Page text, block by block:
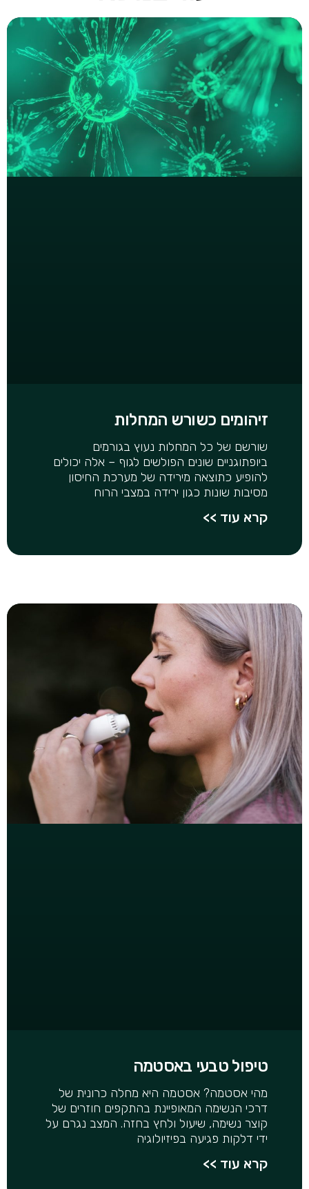
זיהומים כשורש המחלות
שורשם של כל המחלות נעוץ בגורמים
ביופתוגניים שונים הפולשים לגוף – אלה יכולים
להופיע כתוצאה מירידה של מערכת החיסון
מסיבות שונות כגון ירידה במצבי הרוח
קרא עוד >>
טיפול טבעי באסטמה
מהי אסטמה? אסטמה היא מחלה כרונית של
דרכי הנשימה המאופיינת בהתקפים חוזרים של
קוצר נשימה, שיעול ולחץ בחזה. המצב נגרם על
ידי דלקות פגיעה בפיזיולוגיה
קרא עוד >>